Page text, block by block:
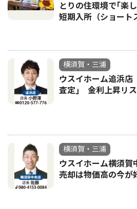
とりの住環境で｢楽
短期入所（ショート
横須賀・三浦
ウスイホーム追浜
査定｣ 金利上昇リ
横須賀・三浦
ウスイホーム横須
売却は物価高の今が